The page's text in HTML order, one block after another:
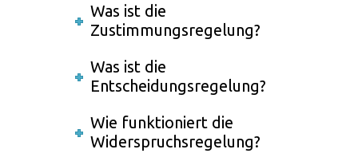
Was ist die
Zustimmungsregelung?
Was ist die
Entscheidungsregelung?
Wie funktioniert die
Widerspruchsregelung?